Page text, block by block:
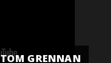
GRENNAN